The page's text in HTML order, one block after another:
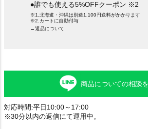
●誰でも使える5%OFFクーポン ※2
※1.北海道・沖縄は別途1,100円送料がかかります
※2.カートに自動付与
→返品について
商品についての相談
対応時間:平日10:00～17:00
※30分以内の返信にて運用中。